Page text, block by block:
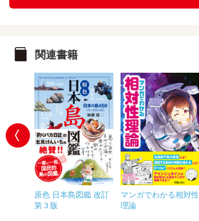
関連書籍
原色 日本島図鑑 改訂
第３版
マンガでわかる相対性
理論